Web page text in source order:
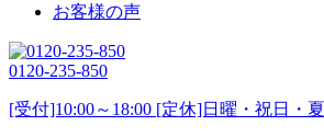
お客様の声
0120-235-850
[受付]10:00～18:00 [定休]日曜・祝日・